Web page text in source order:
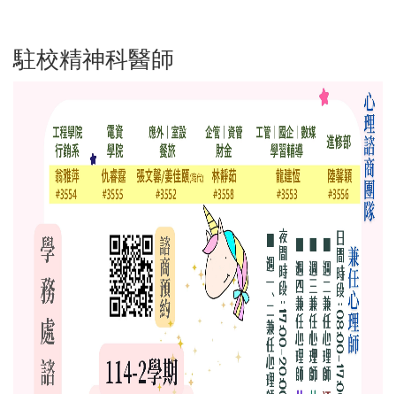
駐校精神科醫師